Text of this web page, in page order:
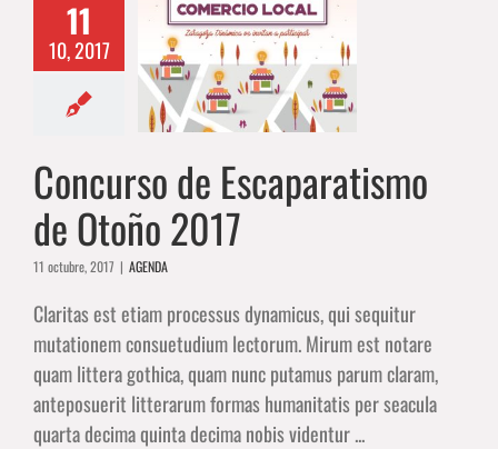
11
10, 2017
de
de
2017
Concurso de Escaparatismo
de Otoño 2017
11 octubre, 2017 | AGENDA
Claritas est etiam processus dynamicus, qui sequitur
mutationem consuetudium lectorum. Mirum est notare
quam littera gothica, quam nunc putamus parum claram,
anteposuerit litterarum formas humanitatis per seacula
quarta decima quinta decima nobis videntur ...